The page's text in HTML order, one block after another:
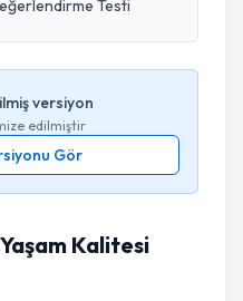
Testi
versiyon
edilmiştir
Gör
Kalitesi